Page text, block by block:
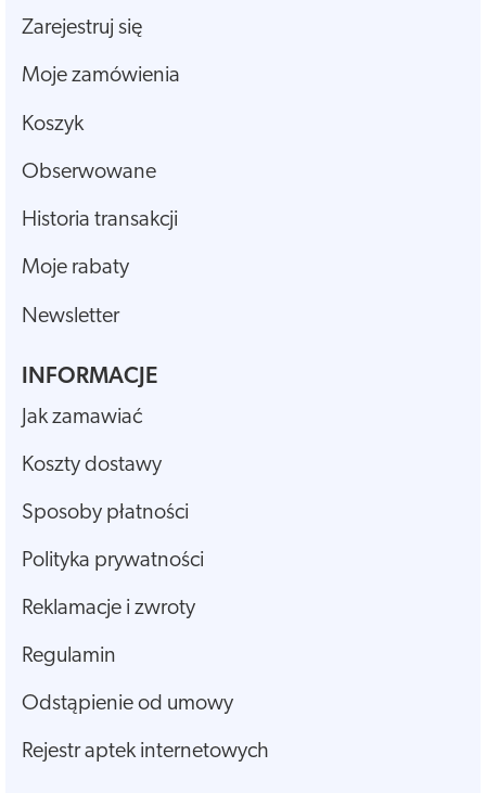
Zarejestruj się
Moje zamówienia
Koszyk
Obserwowane
Historia transakcji
Moje rabaty
Newsletter
INFORMACJE
Jak zamawiać
Koszty dostawy
Sposoby płatności
Polityka prywatności
Reklamacje i zwroty
Regulamin
Odstąpienie od umowy
Rejestr aptek internetowych